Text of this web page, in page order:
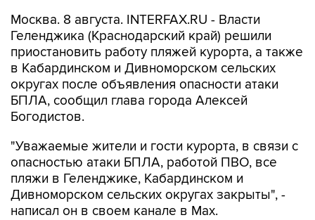
Москва. 8 августа. INTERFAX.RU - Власти
Геленджика (Краснодарский край) решили
приостановить работу пляжей курорта, а также
в Кабардинском и Дивноморском сельских
округах после объявления опасности атаки
БПЛА, сообщил глава города Алексей
Богодистов.
"Уважаемые жители и гости курорта, в связи с
опасностью атаки БПЛА, работой ПВО, все
пляжи в Геленджике, Кабардинском и
Дивноморском сельских округах закрыты", -
написал он в своем канале в Max.